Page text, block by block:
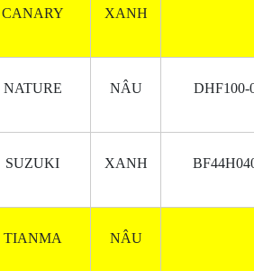
CANARY XANH
NATURE NÂU DHF100-
SUZUKI XANH
TIANMA NÂU